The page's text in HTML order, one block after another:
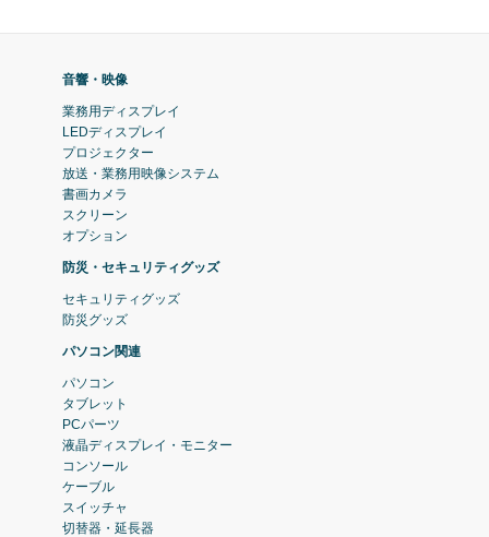
音響・映像
業務用ディスプレイ
LEDディスプレイ
プロジェクター
放送・業務用映像システム
書画カメラ
スクリーン
オプション
防災・セキュリティグッズ
セキュリティグッズ
防災グッズ
パソコン関連
パソコン
タブレット
PCパーツ
液晶ディスプレイ・モニター
コンソール
ケーブル
スイッチャ
切替器・延長器